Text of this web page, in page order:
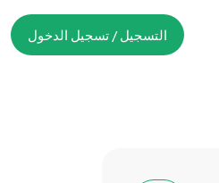
التسجيل / تسجيل الدخول